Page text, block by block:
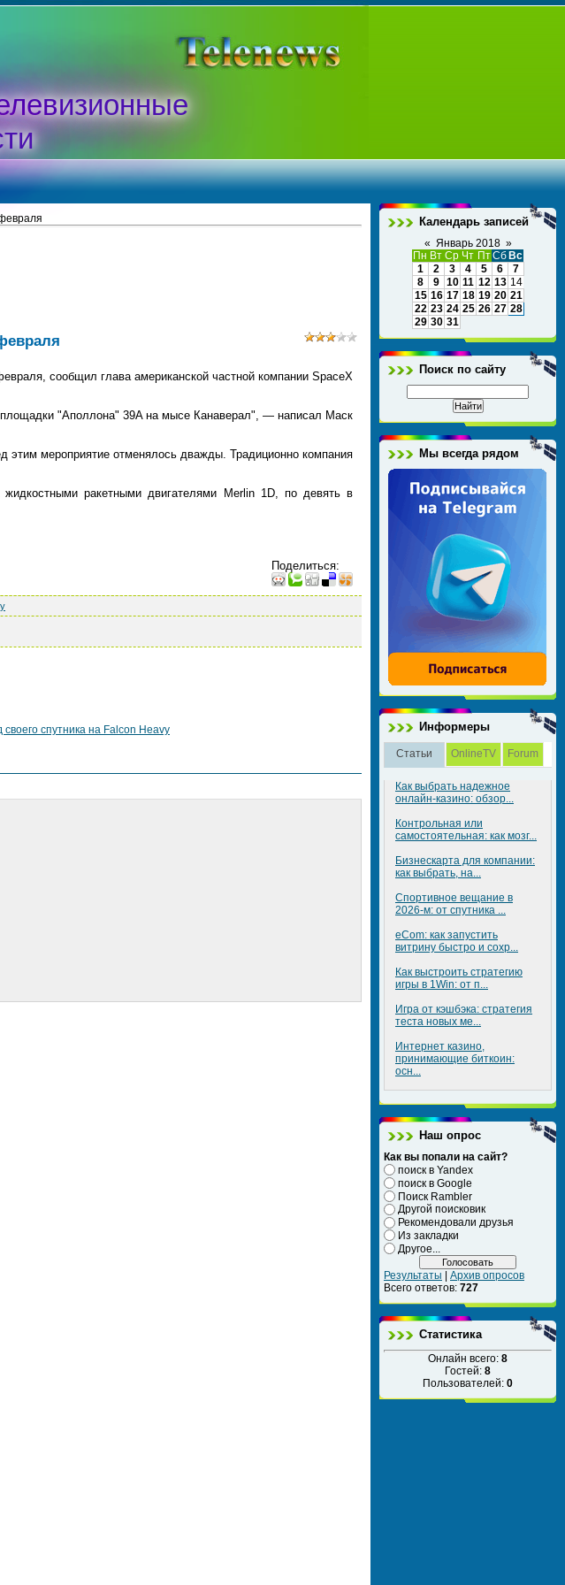
сообщил глава американской частной компании SpaceX
"Аполлона" 39A на мысе Канаверал", — написал Маск
этим мероприятие отменялось дважды. Традиционно компания
ракетными двигателями Merlin 1D, по девять в
Поделиться:
спутника на Falcon Heavy
Календарь записей
« Январь 2018 »
Пн Вт Ср Чт ПтСб Вс
1
2 3 4 5 6
7
8
9 10 11 12 13 14
15 16 17 18 19 20 21
22 23 24 25 26 27 28
29 30 31
Поиск по сайту
Мы всегда рядом
Информеры
Статьи OnlineTV Forum
Как выбрать надежное
онлайн-казино: обзор...
Контрольная или
самостоятельная: как мозг...
Бизнескарта для компании:
как выбрать, на...
Спортивное вещание в
2026-м: от спутника ...
eCom: как запустить
витрину быстро и сохр...
Как выстроить стратегию
игры в 1Win: от п...
Игра от кэшбэка: стратегия
теста новых ме...
Интернет казино,
принимающие биткоин:
осн...
Наш опрос
Как вы попали на сайт?
поиск в Yandex
поиск в Google
Поиск Rambler
Другой поисковик
Рекомендовали друзья
Из закладки
Другое...
Результаты | Архив опросов
Всего ответов: 727
Статистика
Онлайн всего: 8
Гостей: 8
Пользователей: 0